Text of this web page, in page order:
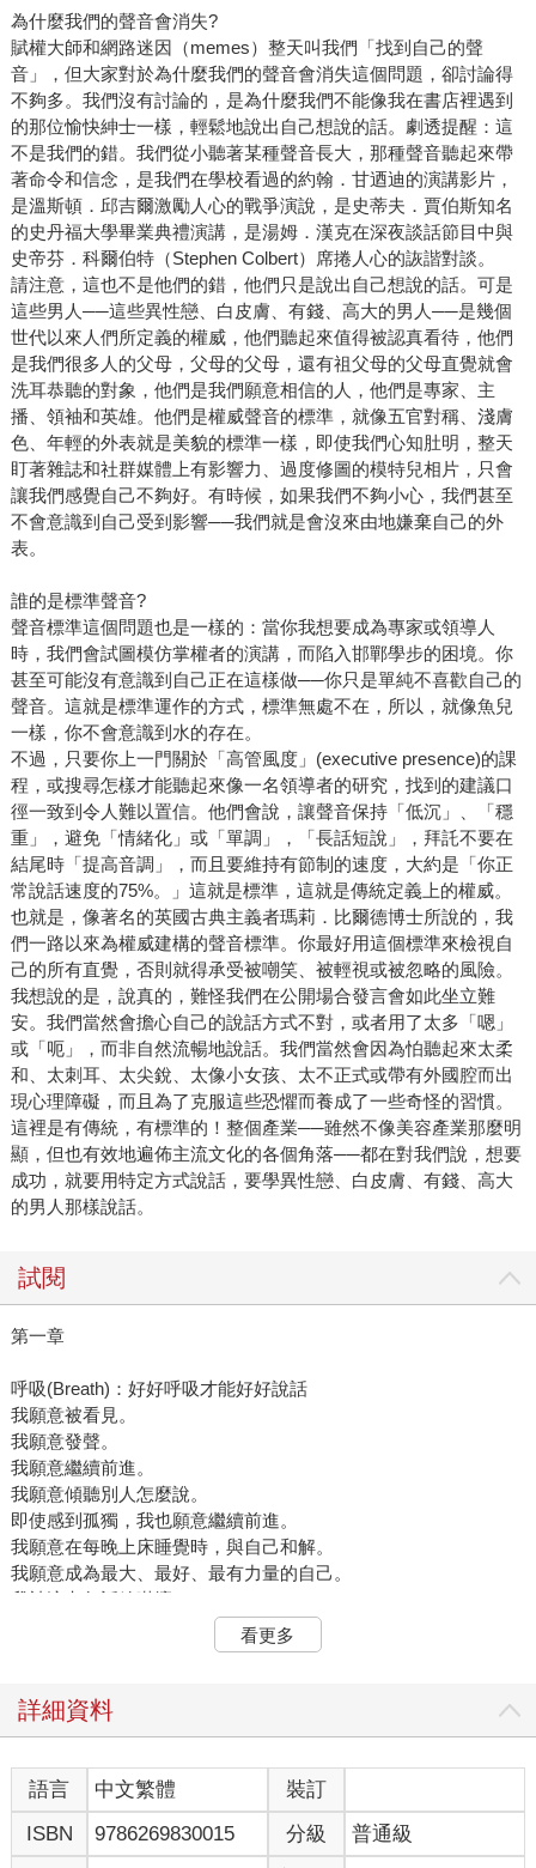
為什麼我們的聲音會消失?
賦權大師和網路迷因（memes）整天叫我們「找到自己的聲
音」，但大家對於為什麼我們的聲音會消失這個問題，卻討論得
不夠多。我們沒有討論的，是為什麼我們不能像我在書店裡遇到
的那位愉快紳士一樣，輕鬆地說出自己想說的話。劇透提醒：這
不是我們的錯。我們從小聽著某種聲音長大，那種聲音聽起來帶
著命令和信念，是我們在學校看過的約翰．甘迺迪的演講影片，
是溫斯頓．邱吉爾激勵人心的戰爭演說，是史蒂夫．賈伯斯知名
的史丹福大學畢業典禮演講，是湯姆．漢克在深夜談話節目中與
史帝芬．科爾伯特（Stephen Colbert）席捲人心的詼諧對談。
請注意，這也不是他們的錯，他們只是說出自己想說的話。可是
這些男人──這些異性戀、白皮膚、有錢、高大的男人──是幾個
世代以來人們所定義的權威，他們聽起來值得被認真看待，他們
是我們很多人的父母，父母的父母，還有祖父母的父母直覺就會
洗耳恭聽的對象，他們是我們願意相信的人，他們是專家、主
播、領袖和英雄。他們是權威聲音的標準，就像五官對稱、淺膚
色、年輕的外表就是美貌的標準一樣，即使我們心知肚明，整天
盯著雜誌和社群媒體上有影響力、過度修圖的模特兒相片，只會
讓我們感覺自己不夠好。有時候，如果我們不夠小心，我們甚至
不會意識到自己受到影響──我們就是會沒來由地嫌棄自己的外
表。
誰的是標準聲音?
聲音標準這個問題也是一樣的：當你我想要成為專家或領導人
時，我們會試圖模仿掌權者的演講，而陷入邯鄲學步的困境。你
甚至可能沒有意識到自己正在這樣做──你只是單純不喜歡自己的
聲音。這就是標準運作的方式，標準無處不在，所以，就像魚兒
一樣，你不會意識到水的存在。
不過，只要你上一門關於「高管風度」(executive presence)的課
程，或搜尋怎樣才能聽起來像一名領導者的研究，找到的建議口
徑一致到令人難以置信。他們會說，讓聲音保持「低沉」、「穩
重」，避免「情緒化」或「單調」，「長話短說」，拜託不要在
結尾時「提高音調」，而且要維持有節制的速度，大約是「你正
常說話速度的75%。」這就是標準，這就是傳統定義上的權威。
也就是，像著名的英國古典主義者瑪莉．比爾德博士所說的，我
們一路以來為權威建構的聲音標準。你最好用這個標準來檢視自
己的所有直覺，否則就得承受被嘲笑、被輕視或被忽略的風險。
我想說的是，說真的，難怪我們在公開場合發言會如此坐立難
安。我們當然會擔心自己的說話方式不對，或者用了太多「嗯」
或「呃」，而非自然流暢地說話。我們當然會因為怕聽起來太柔
和、太刺耳、太尖銳、太像小女孩、太不正式或帶有外國腔而出
現心理障礙，而且為了克服這些恐懼而養成了一些奇怪的習慣。
這裡是有傳統，有標準的！整個產業──雖然不像美容產業那麼明
顯，但也有效地遍佈主流文化的各個角落──都在對我們說，想要
成功，就要用特定方式說話，要學異性戀、白皮膚、有錢、高大
的男人那樣說話。
試閱
第一章
呼吸(Breath)：好好呼吸才能好好說話
我願意被看見。
我願意發聲。
我願意繼續前進。
我願意傾聽別人怎麼說。
即使感到孤獨，我也願意繼續前進。
我願意在每晚上床睡覺時，與自己和解。
我願意成為最大、最好、最有力量的自己。
我被這七句話給嚇壞了。
但我知道，這些話是一切的關鍵。
──艾瑪．華特森（Emma Watson）
時，規律進出的節奏；有時是伴隨著生活中的驚喜時刻所出現的
反應。那一刻，我對丈夫大聲讀出驗孕手冊上的說明，想弄清楚
驗孕棒的標記代表的意思──但讀到一半就停下來喘了口氣。緊接
而來的是充滿無限可能和全然脆弱的嘆息。呼吸，是進行中的生
命。
看更多
詳細資料
語言 中文繁體
裝訂
ISBN
9786269830015 分級
普通級